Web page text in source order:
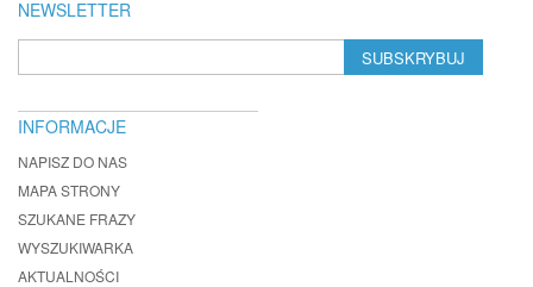
NEWSLETTER
SUBSKRYBUJ
INFORMACJE
NAPISZ DO NAS
MAPA STRONY
SZUKANE FRAZY
WYSZUKIWARKA
AKTUALNOŚCI